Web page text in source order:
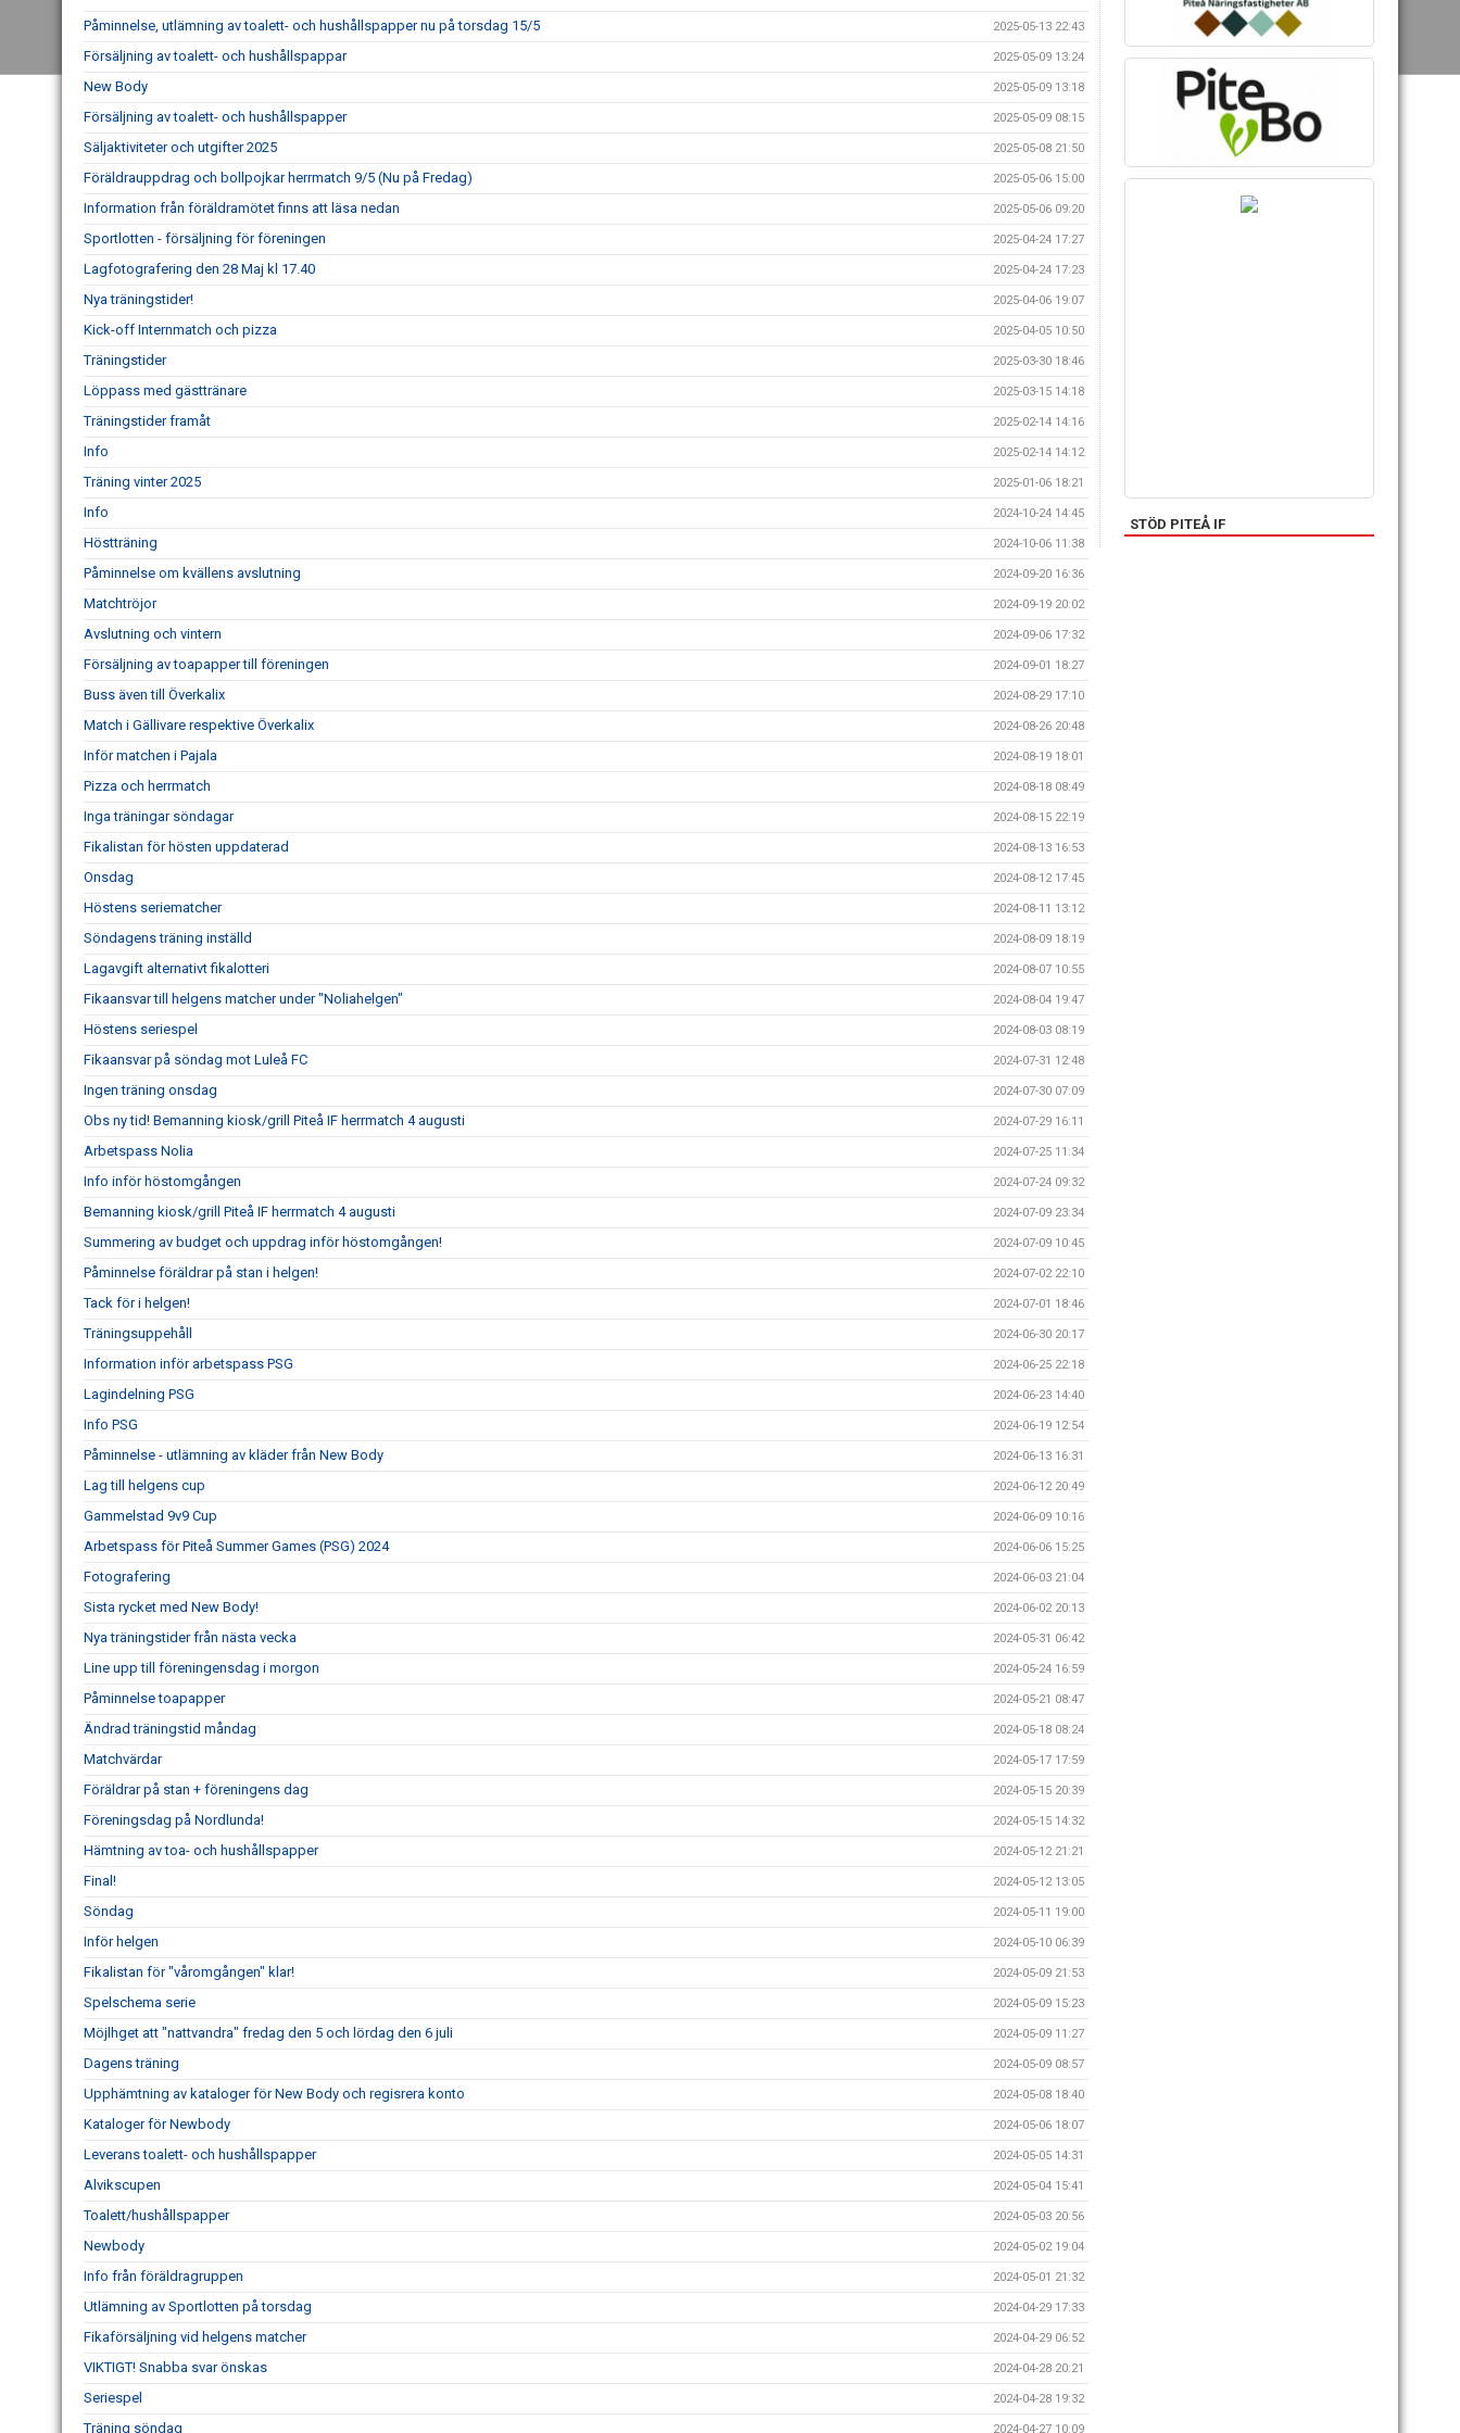
Påminnelse, utlämning av toalett- och hushållspapper nu på torsdag 15/5 2025-05-13 22:43
Försäljning av toalett- och hushållspappar 2025-05-09 13:24
New Body 2025-05-09 13:18
Försäljning av toalett- och hushållspapper 2025-05-09 08:15
Säljaktiviteter och utgifter 2025 2025-05-08 21:50
Föräldrauppdrag och bollpojkar herrmatch 9/5 (Nu på Fredag) 2025-05-06 15:00
Information från föräldramötet finns att läsa nedan 2025-05-06 09:20
Sportlotten - försäljning för föreningen 2025-04-24 17:27
Lagfotografering den 28 Maj kl 17.40 2025-04-24 17:23
Nya träningstider! 2025-04-06 19:07
Kick-off Internmatch och pizza 2025-04-05 10:50
Träningstider 2025-03-30 18:46
Löppass med gästtränare 2025-03-15 14:18
Träningstider framåt 2025-02-14 14:16
Info 2025-02-14 14:12
Träning vinter 2025 2025-01-06 18:21
Info 2024-10-24 14:45
Höstträning 2024-10-06 11:38
Påminnelse om kvällens avslutning 2024-09-20 16:36
Matchtröjor 2024-09-19 20:02
Avslutning och vintern 2024-09-06 17:32
Försäljning av toapapper till föreningen 2024-09-01 18:27
Buss även till Överkalix 2024-08-29 17:10
Match i Gällivare respektive Överkalix 2024-08-26 20:48
Inför matchen i Pajala 2024-08-19 18:01
Pizza och herrmatch 2024-08-18 08:49
Inga träningar söndagar 2024-08-15 22:19
Fikalistan för hösten uppdaterad 2024-08-13 16:53
Onsdag 2024-08-12 17:45
Höstens seriematcher 2024-08-11 13:12
Söndagens träning inställd 2024-08-09 18:19
Lagavgift alternativt fikalotteri 2024-08-07 10:55
Fikaansvar till helgens matcher under "Noliahelgen" 2024-08-04 19:47
Höstens seriespel 2024-08-03 08:19
Fikaansvar på söndag mot Luleå FC 2024-07-31 12:48
Ingen träning onsdag 2024-07-30 07:09
Obs ny tid! Bemanning kiosk/grill Piteå IF herrmatch 4 augusti 2024-07-29 16:11
Arbetspass Nolia 2024-07-25 11:34
Info inför höstomgången 2024-07-24 09:32
Bemanning kiosk/grill Piteå IF herrmatch 4 augusti 2024-07-09 23:34
Summering av budget och uppdrag inför höstomgången! 2024-07-09 10:45
Påminnelse föräldrar på stan i helgen! 2024-07-02 22:10
Tack för i helgen! 2024-07-01 18:46
Träningsuppehåll 2024-06-30 20:17
Information inför arbetspass PSG 2024-06-25 22:18
Lagindelning PSG 2024-06-23 14:40
Info PSG 2024-06-19 12:54
Påminnelse - utlämning av kläder från New Body 2024-06-13 16:31
Lag till helgens cup 2024-06-12 20:49
Gammelstad 9v9 Cup 2024-06-09 10:16
Arbetspass för Piteå Summer Games (PSG) 2024 2024-06-06 15:25
Fotografering 2024-06-03 21:04
Sista rycket med New Body! 2024-06-02 20:13
Nya träningstider från nästa vecka 2024-05-31 06:42
Line upp till föreningensdag i morgon 2024-05-24 16:59
Påminnelse toapapper 2024-05-21 08:47
Ändrad träningstid måndag 2024-05-18 08:24
Matchvärdar 2024-05-17 17:59
Föräldrar på stan + föreningens dag 2024-05-15 20:39
Föreningsdag på Nordlunda! 2024-05-15 14:32
Hämtning av toa- och hushållspapper 2024-05-12 21:21
Final! 2024-05-12 13:05
Söndag 2024-05-11 19:00
Inför helgen 2024-05-10 06:39
Fikalistan för "våromgången" klar! 2024-05-09 21:53
Spelschema serie 2024-05-09 15:23
Möjlhget att "nattvandra" fredag den 5 och lördag den 6 juli 2024-05-09 11:27
Dagens träning 2024-05-09 08:57
Upphämtning av kataloger för New Body och regisrera konto 2024-05-08 18:40
Kataloger för Newbody 2024-05-06 18:07
Leverans toalett- och hushållspapper 2024-05-05 14:31
Alvikscupen 2024-05-04 15:41
Toalett/hushållspapper 2024-05-03 20:56
Newbody 2024-05-02 19:04
Info från föräldragruppen 2024-05-01 21:32
Utlämning av Sportlotten på torsdag 2024-04-29 17:33
Fikaförsäljning vid helgens matcher 2024-04-29 06:52
VIKTIGT! Snabba svar önskas 2024-04-28 20:21
Seriespel 2024-04-28 19:32
Träning söndag 2024-04-27 10:09
STÖD PITEÅ IF